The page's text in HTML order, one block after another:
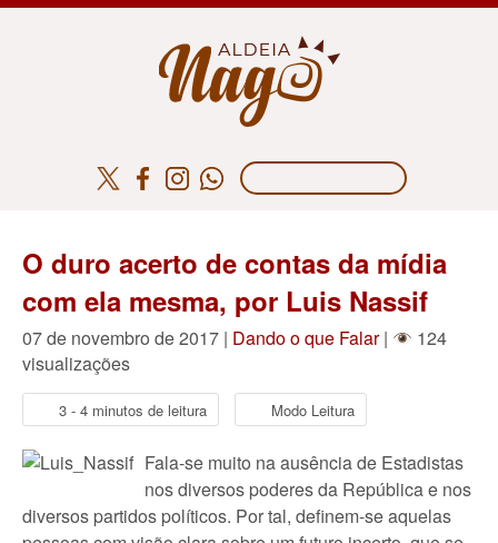
O duro acerto de contas da mídia
com ela mesma, por Luis Nassif
07 de novembro de 2017 | Dando o que Falar|
124
visualizações
3 - 4 minutos de leitura Modo Leitura
Fala-se muito na ausência de Estadistas
nos diversos poderes da República e nos
diversos partidos políticos. Por tal, definem-se aquelas